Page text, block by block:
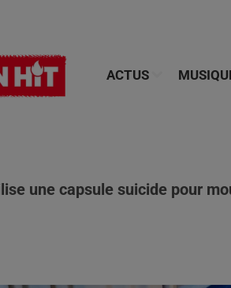
ACTUS
une capsule suicide pour